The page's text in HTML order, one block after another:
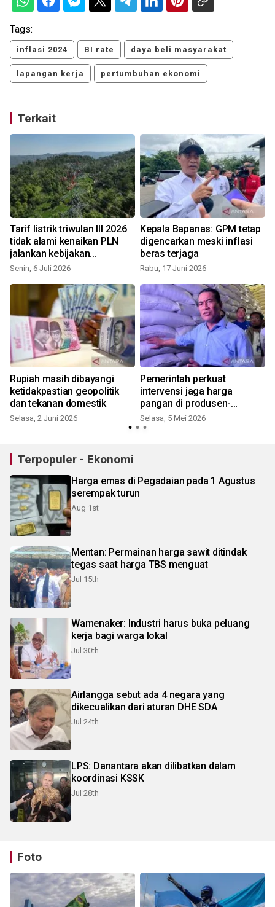
Tags:
inflasi 2024 BI rate daya beli masyarakat
lapangan kerja pertumbuhan ekonomi
Terkait
Tarif listrik triwulan III 2026
tidak alami kenaikan PLN
jalankan kebijakan
pemerintah dan jaga
masyarakat
Senin, 6 Juli 2026
Kepala Bapanas: GPM tetap
digencarkan meski inflasi
beras terjaga
Rabu, 17 Juni 2026
Rupiah masih dibayangi
ketidakpastian geopolitik
dan tekanan domestik
Selasa, 2 Juni 2026
Pemerintah perkuat
intervensi jaga harga
pangan di produsen-
konsumen
Selasa, 5 Mei 2026
Terpopuler - Ekonomi
Harga emas di Pegadaian pada 1 Agustus
serempak turun
Aug 1st
Mentan: Permainan harga sawit ditindak
tegas saat harga TBS menguat
Jul 15th
Wamenaker: Industri harus buka peluang
kerja bagi warga lokal
Jul 30th
Airlangga sebut ada 4 negara yang
dikecualikan dari aturan DHE SDA
Jul 24th
LPS: Danantara akan dilibatkan dalam
koordinasi KSSK
Jul 28th
Foto